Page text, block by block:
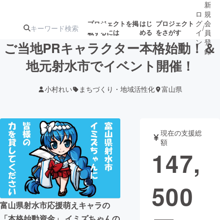
プロジェクトを掲
載するには
はじ
める
プロジェクト
をさがす
注目のリ
ターン
ジェクト
募集終了が近いプ
ロジェクト
されます
アート・写真 音楽
テクノロジー・ガジェット ゲーム・サ
映像・映画
ビジネス・起業
ロ
グ
イ
ン
/
新
規
会
員
登
録
ご当地PRキャラクター本格始動！＆
地元射水市でイベント開催！
小村れい まちづくり・地域活性化 富山県
富山県射水市応援萌えキャラの
現在の支援総
額
147,
500